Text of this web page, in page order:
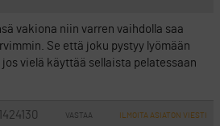
vakiona niin varren vaihdolla saa
Se että joku pystyy lyömään
vielä käyttää sellaista pelatessaan
VASTAA ILMOITA ASIATON VIESTI